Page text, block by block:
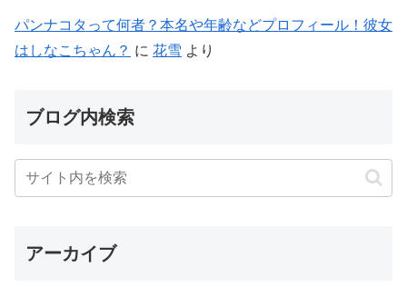
パンナコタって何者？本名や年齢などプロフィール！彼女
はしなこちゃん？ に 花雪 より
ブログ内検索
アーカイブ